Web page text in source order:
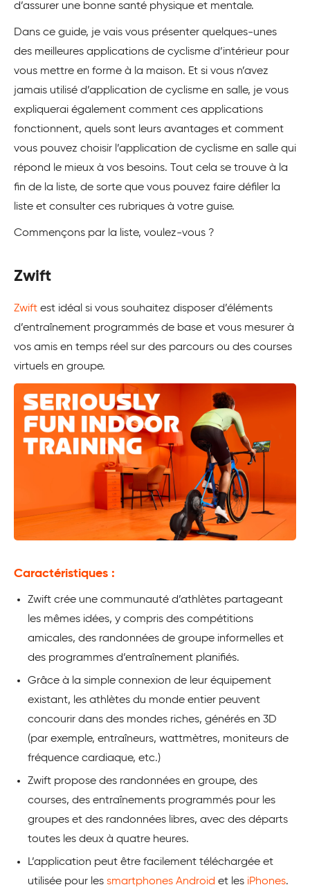
d’assurer une bonne santé physique et mentale.
Dans ce guide, je vais vous présenter quelques-unes
des meilleures applications de cyclisme d’intérieur pour
vous mettre en forme à la maison. Et si vous n’avez
jamais utilisé d’application de cyclisme en salle, je vous
expliquerai également comment ces applications
fonctionnent, quels sont leurs avantages et comment
vous pouvez choisir l’application de cyclisme en salle qui
répond le mieux à vos besoins. Tout cela se trouve à la
fin de la liste, de sorte que vous pouvez faire défiler la
liste et consulter ces rubriques à votre guise.
Commençons par la liste, voulez-vous ?
Zwift
Zwift est idéal si vous souhaitez disposer d’éléments
d’entraînement programmés de base et vous mesurer à
vos amis en temps réel sur des parcours ou des courses
virtuels en groupe.
Caractéristiques :
Zwift crée une communauté d’athlètes partageant
les mêmes idées, y compris des compétitions
amicales, des randonnées de groupe informelles et
des programmes d’entraînement planifiés.
Grâce à la simple connexion de leur équipement
existant, les athlètes du monde entier peuvent
concourir dans des mondes riches, générés en 3D
(par exemple, entraîneurs, wattmètres, moniteurs de
fréquence cardiaque, etc.)
Zwift propose des randonnées en groupe, des
courses, des entraînements programmés pour les
groupes et des randonnées libres, avec des départs
toutes les deux à quatre heures.
L’application peut être facilement téléchargée et
utilisée pour les smartphones Android et les iPhones.